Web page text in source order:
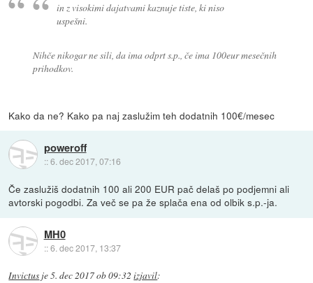
in z visokimi dajatvami kaznuje tiste, ki niso
uspešni.
Nihče nikogar ne sili, da ima odprt s.p., če ima 100eur mesečnih
prihodkov.
Kako da ne? Kako pa naj zaslužim teh dodatnih 100€/mesec
poweroff
::6. dec 2017, 07:16
Če zaslužiš dodatnih 100 ali 200 EUR pač delaš po podjemni ali
avtorski pogodbi. Za več se pa že splača ena od olbik s.p.-ja.
MH0
::6. dec 2017, 13:37
Invictus je5. dec 2017 ob 09:32 izjavil: